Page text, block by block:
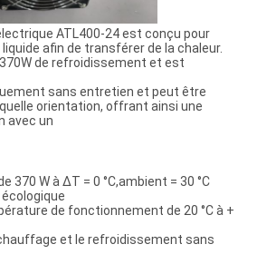
ATL400-24 est conçu pour
afin de transférer de la chaleur.
370W de refroidissement et est
sans entretien et peut être
orientation, offrant ainsi une
avec un
370 W à ΔT = 0 °C,ambient = 30 °C
de fonctionnement de 20 °C à +
et le refroidissement sans